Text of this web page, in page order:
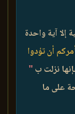
إلا آية واحدة
أن تؤدوا
نزلت ب "
على ما